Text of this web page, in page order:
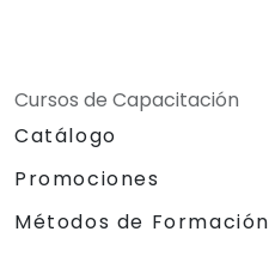
Cursos de Capacitación
Catálogo
Promociones
Métodos de Formación